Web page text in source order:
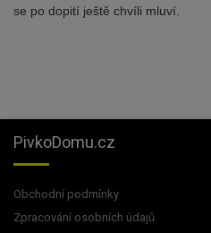
se po dopití ještě chvíli mluví.
PivkoDomu.cz
Obchodní podmínky
Zpracování osobních údajů